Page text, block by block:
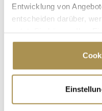
Entwicklung von
entscheiden darüber,
Cookie-Erklärung oder
Trigger Symbol ändern
Informationen
erfassen, welche